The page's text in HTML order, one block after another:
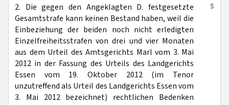
5
2. Die gegen den Angeklagten D. festgesetzte
Gesamtstrafe kann keinen Bestand haben, weil die
Einbeziehung der beiden noch nicht erledigten
Einzelfreiheitsstrafen von drei und vier Monaten
aus dem Urteil des Amtsgerichts Marl vom 3. Mai
2012 in der Fassung des Urteils des Landgerichts
Essen vom 19. Oktober 2012 (im Tenor
unzutreffend als Urteil des Landgerichts Essen vom
3. Mai 2012 bezeichnet) rechtlichen Bedenken